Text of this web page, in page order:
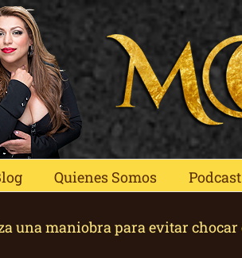
Quienes Somos Podcast
una maniobra para evitar chocar